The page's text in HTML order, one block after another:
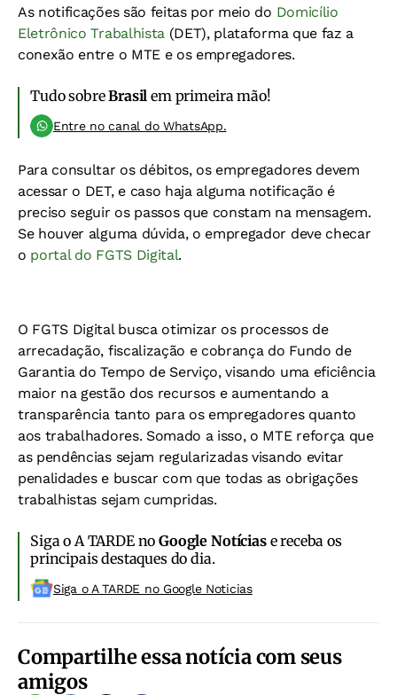
As notificações são feitas por meio do Domicílio
Eletrônico Trabalhista(DET), plataforma que faz a
conexão entre o MTE e os empregadores.
Tudo sobreBrasil em primeira mão!
Entre no canal do WhatsApp.
Para consultar os débitos, os empregadores devem
acessar o DET, e caso haja alguma notificação é
preciso seguir os passos que constam na mensagem.
Se houver alguma dúvida, o empregador deve checar
o portal do FGTS Digital.
O FGTS Digital busca otimizar os processos de
arrecadação, fiscalização e cobrança do Fundo de
Garantia do Tempo de Serviço, visando uma eficiência
maior na gestão dos recursos e aumentando a
transparência tanto para os empregadores quanto
aos trabalhadores. Somado a isso, o MTE reforça que
as pendências sejam regularizadas visando evitar
penalidades e buscar com que todas as obrigações
trabalhistas sejam cumpridas.
Siga o A TARDE noGoogle Notíciase receba os
principais destaques do dia.
Siga o A TARDE no Google Noticias
Compartilhe essa notícia com seus
amigos